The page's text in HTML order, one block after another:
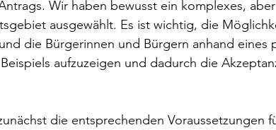
Wir haben bewusst ein komplexes,
ausgewählt. Es ist wichtig, die
die Bürgerinnen und Bürgern anhand eines
aufzuzeigen und dadurch die
die entsprechenden Voraussetzungen